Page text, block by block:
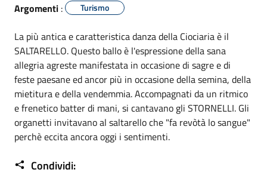
Argomenti : Turismo
La più antica e caratteristica danza della Ciociaria è il
SALTARELLO. Questo ballo è l'espressione della sana
allegria agreste manifestata in occasione di sagre e di
feste paesane ed ancor più in occasione della semina, della
mietitura e della vendemmia. Accompagnati da un ritmico
e frenetico batter di mani, si cantavano gli STORNELLI. Gli
organetti invitavano al saltarello che "fa revòtà lo sangue"
perchè eccita ancora oggi i sentimenti.
Condividi: